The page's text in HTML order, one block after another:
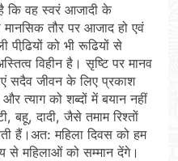
कि वह स्वरं आजादी के
तौर पर आजाद हो एवं
पीढि़यों को भी रूढियों से
विहीन है। सृष्टि पर मानव
सदैव जीवन के लिए प्रकाश
त्याग को शब्दों में बयान नहीं
बहू, दादी, जैसे तमाम रिश्तों
हैं।अत: महिला दिवस को हम
से महिलाओं को सम्मान देंगे।